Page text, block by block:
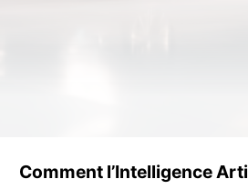
Comment l’Intelligence